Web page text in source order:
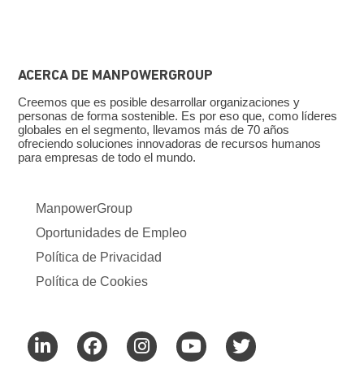
ACERCA DE MANPOWERGROUP
Creemos que es posible desarrollar organizaciones y
personas de forma sostenible. Es por eso que, como líderes
globales en el segmento, llevamos más de 70 años
ofreciendo soluciones innovadoras de recursos humanos
para empresas de todo el mundo.
ManpowerGroup
Oportunidades de Empleo
Política de Privacidad
Política de Cookies